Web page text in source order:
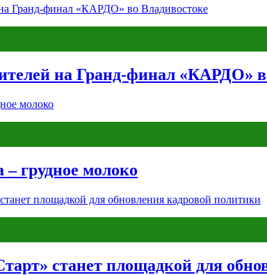
на Гранд-финал «КАРДО»
грудное молоко
станет площадкой для